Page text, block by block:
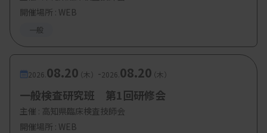
開催場所 : WEB
一般
2026. 08.20（木） -2026. 08.20（木）
一般検査研究班 第1回研修会
主催 : 高知県臨床検査技師会
開催場所 : WEB